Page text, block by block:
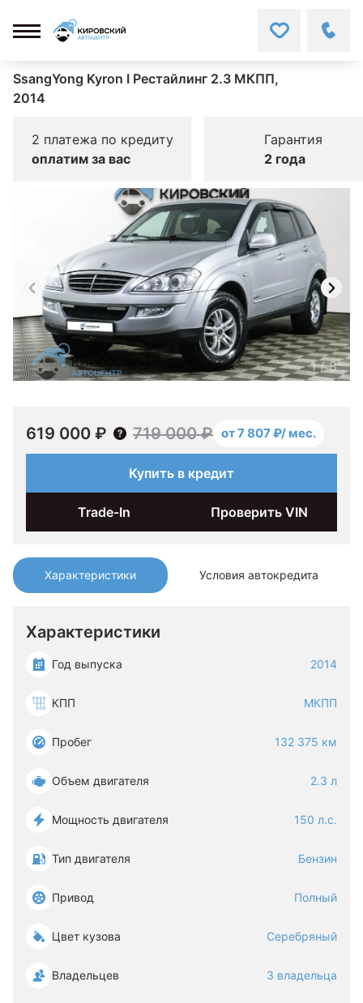
SsangYong Kyron I Рестайлинг 2.3 МКПП,
2014
2 платежа по кредиту
оплатим за вас
Гарантия
2 года
Характеристики Условия автокредита
Характеристики
Год выпуска 2014
КПП МКПП
Пробег 132 375 км
Объем двигателя 2.3 л
Мощность двигателя 150 л.с.
Тип двигателя Бензин
Привод Полный
Цвет кузова Серебряный
Владельцев 3 владельца
1/8
619 000 ₽ 719 000 ₽ от 7 807 ₽/ мес.
Купить в кредит
Trade-In Проверить VIN